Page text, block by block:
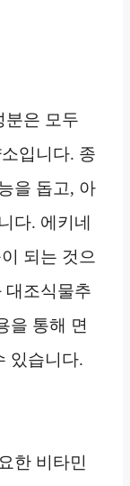
분은 모두
입니다. 종
을 돕고, 아
다. 에키네
되는 것으
대조식물추
을 통해 면
있습니다.
한 비타민